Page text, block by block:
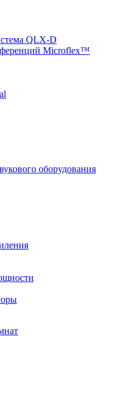
QLX-D
Microflex™
оборудования